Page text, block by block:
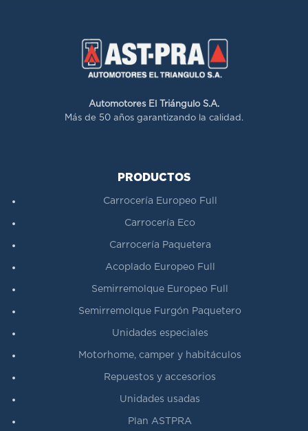
Automotores El Triángulo S.A.
Más de 50 años garantizando la calidad.
PRODUCTOS
Carrocería Europeo Full
Carrocería Eco
Carrocería Paquetera
Acoplado Europeo Full
Semirremolque Europeo Full
Semirremolque Furgón Paquetero
Unidades especiales
Motorhome, camper y habitáculos
Repuestos y accesorios
Unidades usadas
Plan ASTPRA